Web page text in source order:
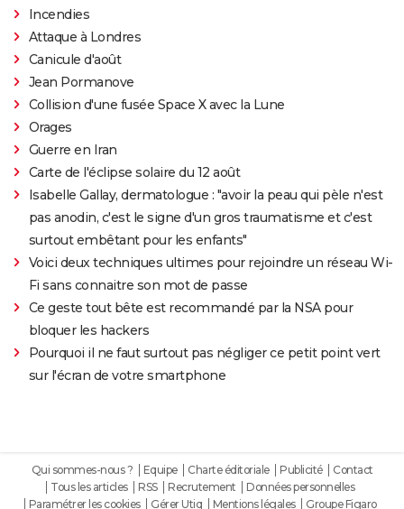
Incendies
Attaque à Londres
Canicule d'août
Jean Pormanove
Collision d'une fusée Space X avec la Lune
Orages
Guerre en Iran
Carte de l'éclipse solaire du 12 août
Isabelle Gallay, dermatologue : "avoir la peau qui pèle n'est
pas anodin, c'est le signe d'un gros traumatisme et c'est
surtout embêtant pour les enfants"
Voici deux techniques ultimes pour rejoindre un réseau Wi-
Fi sans connaitre son mot de passe
Ce geste tout bête est recommandé par la NSA pour
bloquer les hackers
Pourquoi il ne faut surtout pas négliger ce petit point vert
sur l'écran de votre smartphone
Qui sommes-nous ? Equipe Charte éditoriale Publicité
Contact
Tous les articles
RSS Recrutement
Données personnelles
Paramétrer les cookies
Gérer Utiq Mentions légales Groupe Figaro